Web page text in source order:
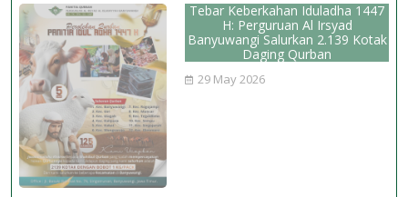
Tebar Keberkahan Iduladha 1447
H: Perguruan Al Irsyad
Banyuwangi Salurkan 2.139 Kotak
Daging Qurban
29 May 2026